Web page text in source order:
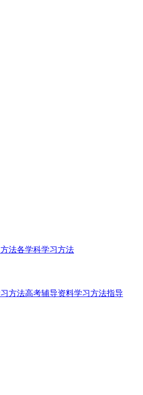
法各学科学习方法
方法高考辅导资料学习方法指导